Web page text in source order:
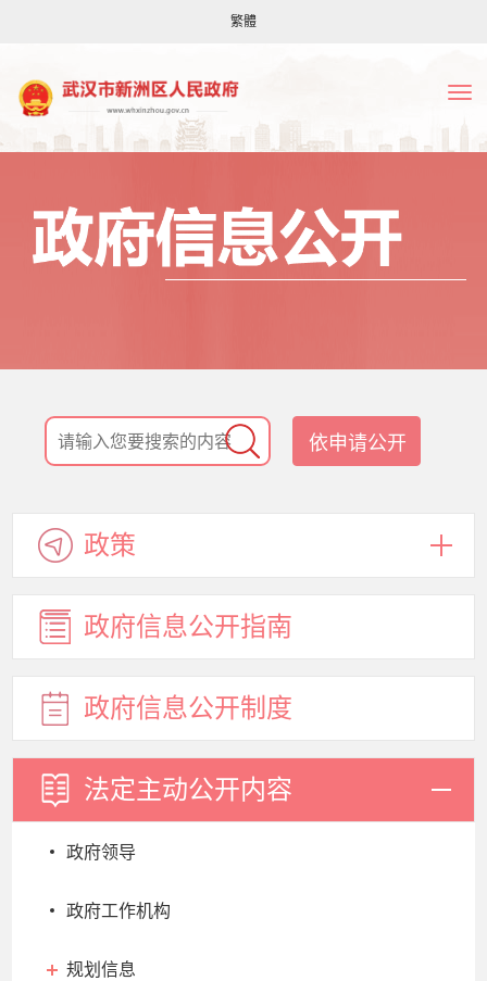
繁體
依申请公开
政策
政府信息公开指南
政府信息公开制度
法定主动公开内容
政府领导
政府工作机构
规划信息